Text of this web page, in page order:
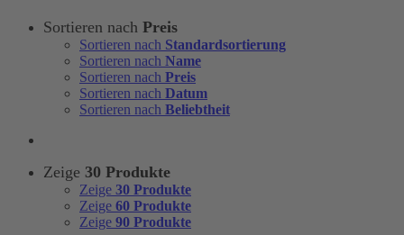
Sortieren nach Preis
Sortieren nach Standardsortierung
Sortieren nach Name
Sortieren nach Preis
Sortieren nach Datum
Sortieren nach Beliebtheit
Zeige 30 Produkte
Zeige 30 Produkte
Zeige 60 Produkte
Zeige 90 Produkte